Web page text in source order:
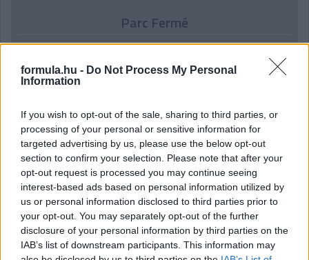
formula.hu - Do Not Process My Personal
Information
If you wish to opt-out of the sale, sharing to third parties, or
processing of your personal or sensitive information for
targeted advertising by us, please use the below opt-out
section to confirm your selection. Please note that after your
opt-out request is processed you may continue seeing
interest-based ads based on personal information utilized by
us or personal information disclosed to third parties prior to
your opt-out. You may separately opt-out of the further
disclosure of your personal information by third parties on the
IAB’s list of downstream participants. This information may
Parc Fermé
6 órája
IndyCar: Palou nyert Portlandben, már 100 pont fölött az